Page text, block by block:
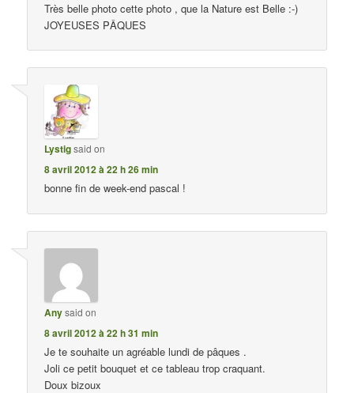
Très belle photo cette photo , que la Nature est Belle :-)
JOYEUSES PÂQUES
Lystigsaid on
8 avril 2012 à 22 h 26 min
bonne fin de week-end pascal !
Anysaid on
8 avril 2012 à 22 h 31 min
Je te souhaite un agréable lundi de pâques .
Joli ce petit bouquet et ce tableau trop craquant.
Doux bizoux